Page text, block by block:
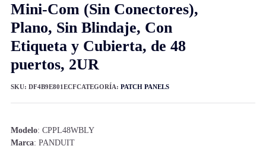
Mini-Com (Sin Conectores),
Plano, Sin Blindaje, Con
Etiqueta y Cubierta, de 48
puertos, 2UR
Modelo: CPPL48WBLY
Marca: PANDUIT
SKU: DF4B9E801ECFCATEGORÍA: PATCH PANELS